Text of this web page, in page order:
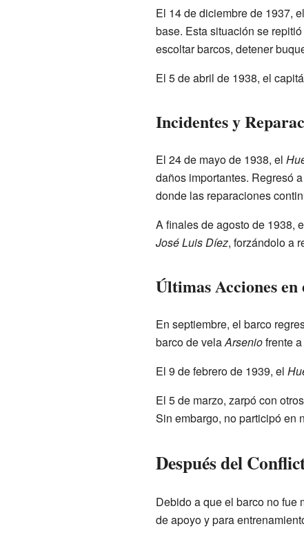
El 14 de diciembre de 1937, el
base. Esta situación se
escoltar barcos, detener
El 5 de abril de 1938, el
Incidentes y
El 24 de mayo de 1938, el
daños importantes. Regresó
donde las reparaciones
A finales de agosto de 1938,
José Luis Díez, forzándolo a
Últimas Acciones
En septiembre, el barco
barco de velaArseniofrente a
El 9 de febrero de 1939, el
El 5 de marzo, zarpó con
Sin embargo, no participó en
Después del
Debido a que el barco no fue
de apoyo y para